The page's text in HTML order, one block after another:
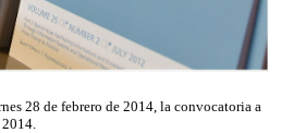
Publicaciones 2014
28 de febrero de 2014, la convocatoria a